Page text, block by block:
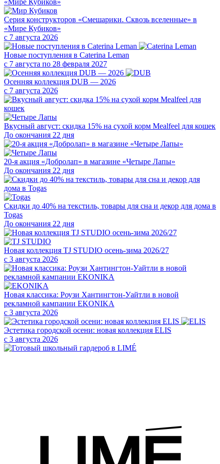
Серия конструкторов «Смешарики. Сквозь вселенные» в
«Мире Кубиков»
с 7 августа 2026
Новые поступления в Caterina Leman
с 7 августа по 28 февраля 2027
Осенняя коллекция DUB — 2026
с 7 августа 2026
Вкусный август: скидка 15% на сухой корм Mealfeel для кошек
До окончания 22 дня
20-я акция «Добролап» в магазине «Четыре Лапы»
До окончания 22 дня
Скидки до 40% на текстиль, товары для сна и декор для дома в
Togas
До окончания 22 дня
Новая коллекция TJ STUDIO осень-зима 2026/27
с 3 августа 2026
Новая классика: Роузи Хантингтон-Уайтли в новой
рекламной кампании EKONIKA
с 3 августа 2026
Эстетика городской осени: новая коллекция ELIS
с 3 августа 2026